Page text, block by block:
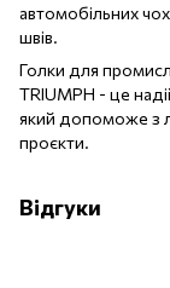
автомобільних
швів.
Голки для
TRIUMPH - це
який допоможе з
проєкти.
Відгуки